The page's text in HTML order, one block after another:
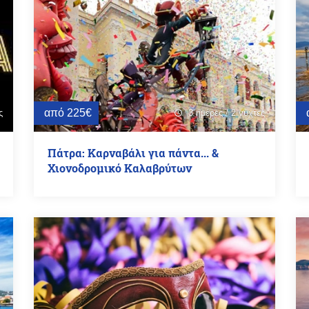
από 225€ schedule 3 ημέρες / 2 νύχτες
Πάτρα: Καρναβάλι για πάντα... &
Χιονοδρομικό Καλαβρύτων